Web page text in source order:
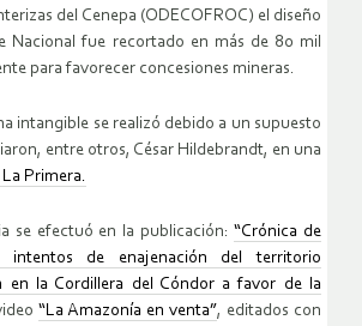
del Cenepa (ODECOFROC) el diseño
Nacional fue recortado en más de 80 mil
para favorecer concesiones mineras.
intangible se realizó debido a un supuesto
entre otros, César Hildebrandt, en una
Primera.
se efectuó en la publicación: “Crónica de
intentos de enajenación del territorio
en la Cordillera del Cóndor a favor de la
“La Amazonía en venta”, editados con